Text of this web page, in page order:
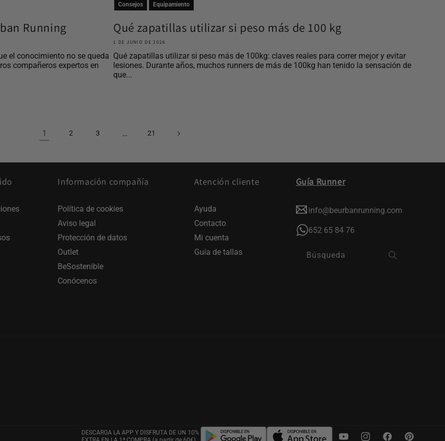
Running
el conocimiento no se queda
compañeros expertos en
Consejos Equipamiento
Qué zapatillas utilizar si peso más de 100 kg
1 DE JUNIO DE 2026
Qué zapatillas utilizar si peso más de 100kg: claves reales para correr mejor y evitar
lesiones. Durante años, muchos runners de más de 100kg han tenido la sensación de
que...
1 2 3 … 21
Información compañía
Política de cookies
Aviso legal
Protección de datos
Outlet
BeSostenible
Conócenos
Atención cliente
Ayuda
Contacto
Mi cuenta
Guía de tallas
Guía Runner
info@beurbanrunning.com
652 65 84 76
Búsqueda
DESCARGA LA APP Y DISFRUTA DE UN 10%